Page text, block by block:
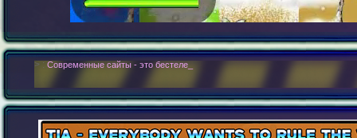
> : Современные сайты - это бестелесные роботы. Новые концепии создания